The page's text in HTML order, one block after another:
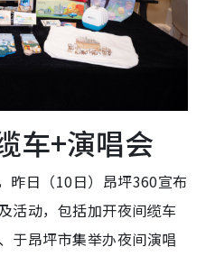
车+演唱会
昨日（10日）昂坪360宣布
活动，包括加开夜间缆车
于昂坪市集举办夜间演唱